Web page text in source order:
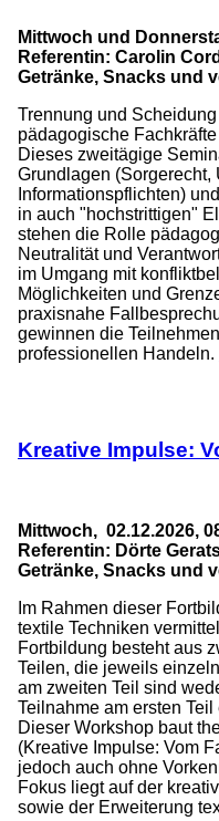
Mittwoch und
Referentin: Carolin
Getränke, Snacks und
Trennung und
pädagogische
Dieses zweitägige
Grundlagen (Sorgerecht,
Informationspflichten)
in auch "hochstrittigen"
stehen die Rolle
Neutralität und
im Umgang mit
Möglichkeiten und
praxisnahe
gewinnen die
professionellen Handeln.
Kreative Impulse:
Mittwoch, 02.12.2026,
Referentin: Dörte
Getränke, Snacks und
Im Rahmen dieser
textile Techniken
Fortbildung besteht aus
Teilen, die jeweils
am zweiten Teil sind
Teilnahme am ersten Teil
Dieser Workshop baut
(Kreative Impulse: Vom
jedoch auch ohne
Fokus liegt auf der
sowie der Erweiterung